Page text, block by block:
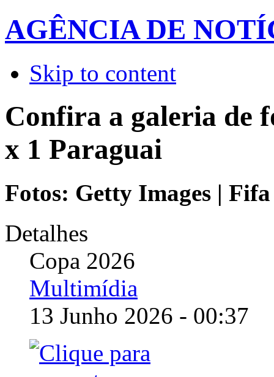
AGÊNCIA DE
Skip to content
Confira a galeria de
x 1 Paraguai
Fotos: Getty Images | Fifa
Detalhes
Copa 2026
Multimídia
13 Junho 2026 - 00:37